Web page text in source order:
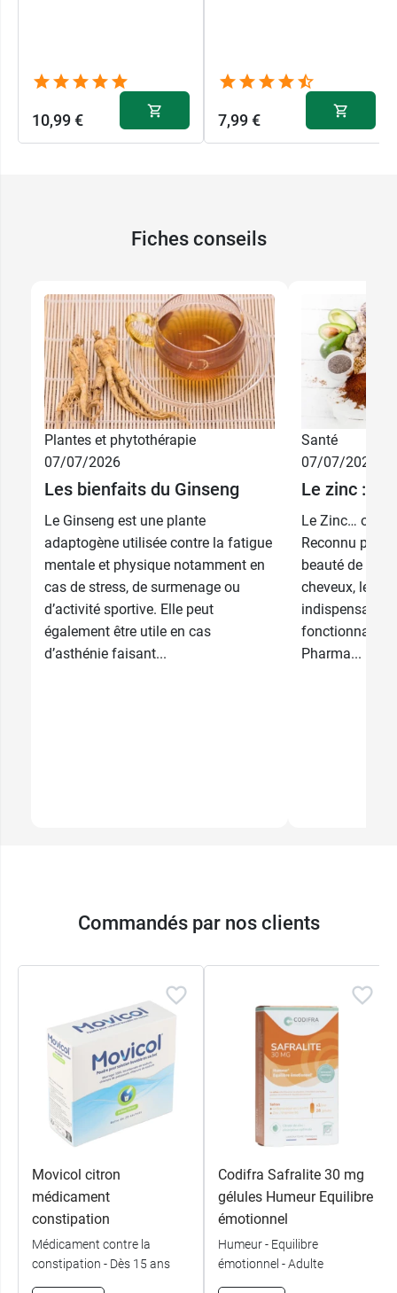
10,99 € 7,99 €
Fiches conseils
Plantes et phytothérapie
07/07/2026
Les bienfaits du Ginseng
Le Ginseng est une plante
adaptogène utilisée contre la fatigue
mentale et physique notamment en
cas de stress, de surmenage ou
d’activité sportive. Elle peut
également être utile en cas
d’asthénie faisant...
Santé
07/07/2026
Le zinc : à
Le Zinc… oui,
Reconnu pour
beauté de la
cheveux, le
indispensable
Pharma...
Commandés par nos clients
Movicol citron
médicament
constipation
Médicament contre la
constipation - Dès 15 ans
Codifra Safralite 30 mg
gélules Humeur Equilibre
émotionnel
Humeur - Equilibre
émotionnel - Adulte